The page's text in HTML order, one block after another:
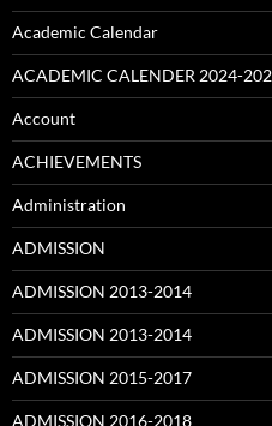
Academic Calendar
ACADEMIC CALENDER 2024-
Account
ACHIEVEMENTS
Administration
ADMISSION
ADMISSION 2013-2014
ADMISSION 2013-2014
ADMISSION 2015-2017
ADMISSION 2016-2018